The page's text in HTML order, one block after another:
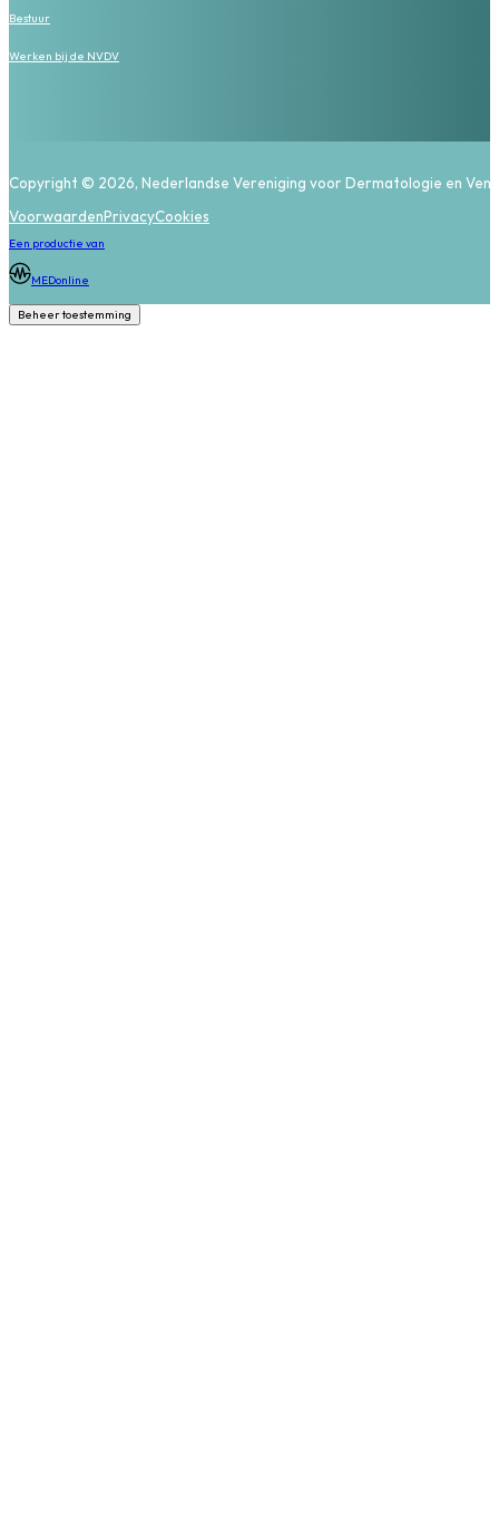
Bestuur
Werken bij de NVDV
Copyright © 2026, Nederlandse Vereniging voor Dermatologie en
VoorwaardenPrivacyCookies
Een productie van
MEDonline
Beheer toestemming